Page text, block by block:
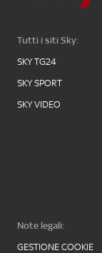
Tutti i siti Sky:
SKY TG24
SKY SPORT
SKY VIDEO
Note legali:
GESTIONE COOKIE